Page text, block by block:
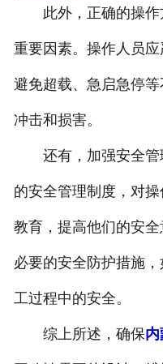
此外，正确的操作
重要因素。操作人员
避免超载、急启急停
冲击和损害。
还有，加强安全管
的安全管理制度，对
教育，提高他们的安
必要的安全防护措施
工过程中的安全。
综上所述，确保